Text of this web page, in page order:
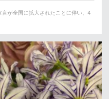
が全国に拡大されたことに伴い、4